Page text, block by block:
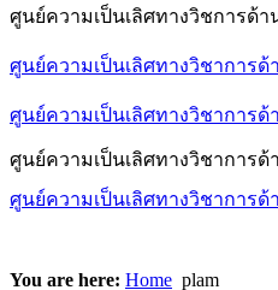
ศูนย์ความเป็นเลิศทางวิชการด้
ศูนย์ความเป็นเลิศทางวิชาการด้
ศูนย์ความเป็นเลิศทางวิชาการด้
ศูนย์ความเป็นเลิศทางวิชาการด้
ศูนย์ความเป็นเลิศทางวิชาการด้
You are here: Home plam